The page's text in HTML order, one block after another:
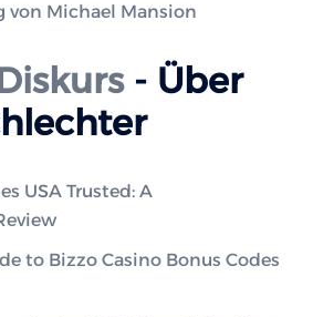
von Michael Mansion
- Über
USA Trusted: A
to Bizzo Casino Bonus Codes